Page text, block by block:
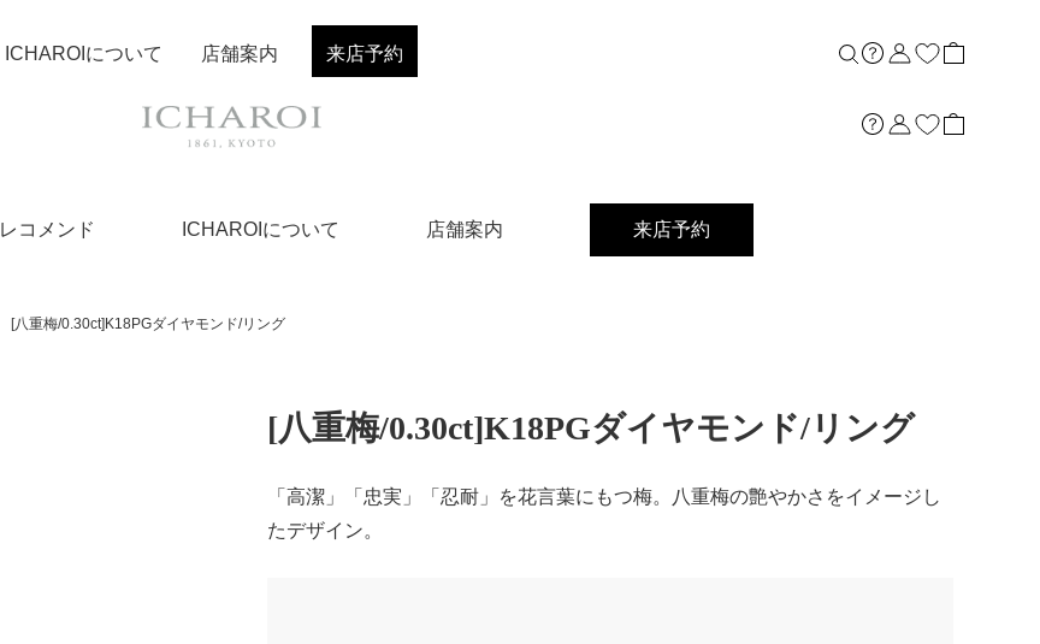
レコメンド ICHAROIについて 店舗案内 来店予約
ICHAROIについて 店舗案内 来店予約
[八重梅/0.30ct]K18PGダイヤモンド/リング
[八重梅/0.30ct]K18PGダイヤモンド/リング
「高潔」「忠実」「忍耐」を花言葉にもつ梅。八重梅の艶やかさをイメージし
たデザイン。